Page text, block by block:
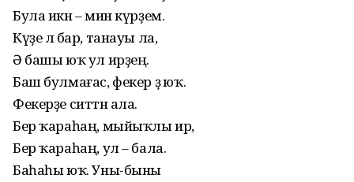
Була икән – мин күрҙем.
Күҙе лә бар, танауы ла,
Ә башы юҡ ул ирҙең.
Баш булмағас, фекер ҙә юҡ.
Фекерҙе ситтән ала.
Бер ҡараһаң, мыйыҡлы ир,
Бер ҡараһаң, ул – бала.
Баһаһы юҡ. Уны-быны